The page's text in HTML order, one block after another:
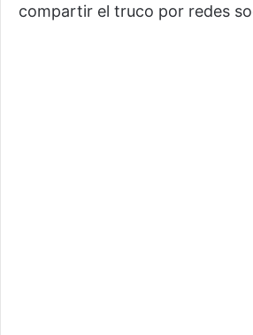
compartir el truco por redes